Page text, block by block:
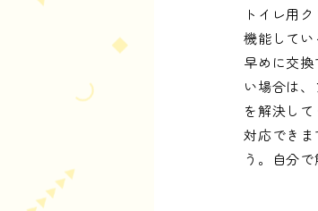
トイレ用
機能してい
早めに交
い場合は
を解決し
対応でき
う。自分